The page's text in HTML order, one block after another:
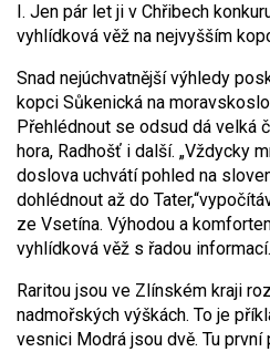
I. Jen pár let ji v Chřibech
vyhlídková věž na nejvyšším
Snad nejúchvatnější výhledy
kopci Sůkenická na
Přehlédnout se odsud dá velká
hora, Radhošť i další. „Vždycky
doslova uchvátí pohled na
dohlédnout až do
ze Vsetína. Výhodou a
vyhlídková věž s řadou informací.
Raritou jsou ve Zlínském kraji
nadmořských výškách. To je
vesnici Modrá jsou dvě. Tu